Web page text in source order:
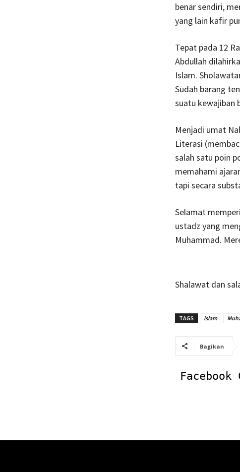
benar sendiri,
yang lain kafir
Tepat pada 12
Abdullah
Islam.
Sudah barang
suatu kewajiban
Menjadi umat
Literasi
salah satu poin
memahami
tapi secara
Selamat
ustadz yang
Muhammad.
Shalawat dan
TAGS islam
Bagikan
Facebook